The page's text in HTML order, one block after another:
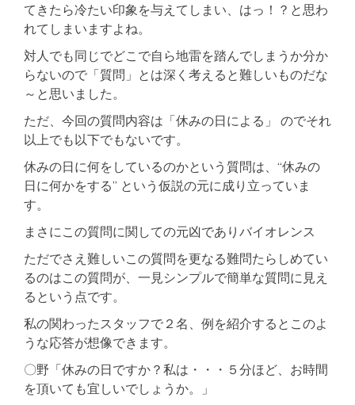
てきたら冷たい印象を与えてしまい、はっ！？と思わ
れてしまいますよね。
対人でも同じでどこで自ら地雷を踏んでしまうか分か
らないので「質問」とは深く考えると難しいものだな
～と思いました。
ただ、今回の質問内容は「休みの日による」 のでそれ
以上でも以下でもないです。
休みの日に何をしているのかという質問は、“休みの
日に何かをする” という仮説の元に成り立っていま
す。
まさにこの質問に関しての元凶でありバイオレンス
ただでさえ難しいこの質問を更なる難問たらしめてい
るのはこの質問が、一見シンプルで簡単な質問に見え
るという点です。
私の関わったスタッフで２名、例を紹介するとこのよ
うな応答が想像できます。
〇野「休みの日ですか？私は・・・５分ほど、お時間
を頂いても宜しいでしょうか。」